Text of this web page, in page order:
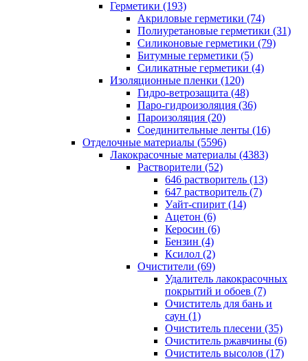
Герметики (193)
Акриловые герметики (74)
Полиуретановые герметики (31)
Силиконовые герметики (79)
Битумные герметики (5)
Силикатные герметики (4)
Изоляционные пленки (120)
Гидро-ветрозащита (48)
Паро-гидроизоляция (36)
Пароизоляция (20)
Соединительные ленты (16)
Отделочные материалы (5596)
Лакокрасочные материалы (4383)
Растворители (52)
646 растворитель (13)
647 растворитель (7)
Уайт-спирит (14)
Ацетон (6)
Керосин (6)
Бензин (4)
Ксилол (2)
Очистители (69)
Удалитель лакокрасочных
покрытий и обоев (7)
Очиститель для бань и
саун (1)
Очиститель плесени (35)
Очиститель ржавчины (6)
Очиститель высолов (17)